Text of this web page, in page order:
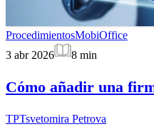
ProcedimientosMobiOffice
3 abr 2026
8 min
Cómo añadir una
TPTsvetomira Petrova